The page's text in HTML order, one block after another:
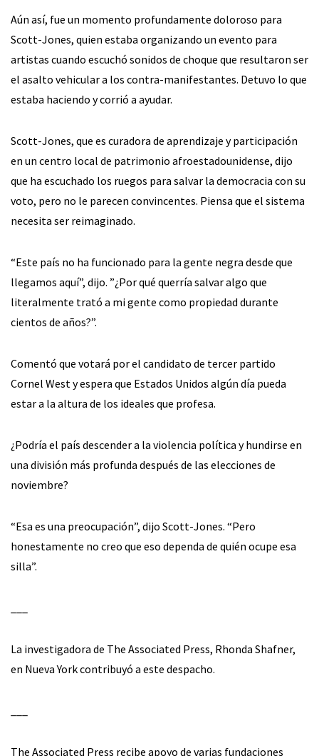
Aún así, fue un momento profundamente doloroso para
Scott-Jones, quien estaba organizando un evento para
artistas cuando escuchó sonidos de choque que resultaron ser
el asalto vehicular a los contra-manifestantes. Detuvo lo que
estaba haciendo y corrió a ayudar.
Scott-Jones, que es curadora de aprendizaje y participación
en un centro local de patrimonio afroestadounidense, dijo
que ha escuchado los ruegos para salvar la democracia con su
voto, pero no le parecen convincentes. Piensa que el sistema
necesita ser reimaginado.
“Este país no ha funcionado para la gente negra desde que
llegamos aquí”, dijo. ”¿Por qué querría salvar algo que
literalmente trató a mi gente como propiedad durante
cientos de años?”.
Comentó que votará por el candidato de tercer partido
Cornel West y espera que Estados Unidos algún día pueda
estar a la altura de los ideales que profesa.
¿Podría el país descender a la violencia política y hundirse en
una división más profunda después de las elecciones de
noviembre?
“Esa es una preocupación”, dijo Scott-Jones. “Pero
honestamente no creo que eso dependa de quién ocupe esa
silla”.
La investigadora de The Associated Press, Rhonda Shafner,
en Nueva York contribuyó a este despacho.
The Associated Press recibe apoyo de varias fundaciones